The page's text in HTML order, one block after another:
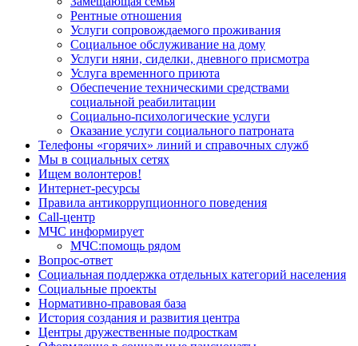
Рентные отношения
Услуги сопровождаемого проживания
Социальное обслуживание на дому
Услуги няни, сиделки, дневного присмотра
Услуга временного приюта
Обеспечение техническими средствами
социальной реабилитации
Социально-психологические услуги
Оказание услуги социального патроната
Телефоны «горячих» линий и справочных служб
Мы в социальных сетях
Ищем волонтеров!
Интернет-ресурсы
Правила антикоррупционного поведения
Call-центр
МЧС информирует
МЧС:помощь рядом
Вопрос-ответ
Социальная поддержка отдельных категорий населения
Социальные проекты
Нормативно-правовая база
История создания и развития центра
Центры дружественные подросткам